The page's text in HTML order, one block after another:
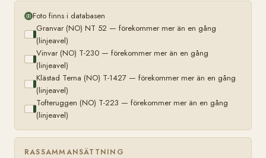
Foto finns i databasen
Granvar (NO) NT 52 — förekommer mer än en gång
(linjeavel)
Vinvar (NO) T-230 — förekommer mer än en gång
(linjeavel)
Klästad Terna (NO) T-1427 — förekommer mer än en gång
(linjeavel)
Tofteruggen (NO) T-223 — förekommer mer än en gång
(linjeavel)
RASSAMMANSÄTTNING